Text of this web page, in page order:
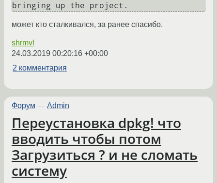
может кто сталкивался, за ранее спасибо.
shrmvl
24.03.2019 00:20:16 +00:00
2 комментария
Форум — Admin
Переустановка dpkg! что
вводить чтобы потом
Загрузиться ? и не сломать
систему